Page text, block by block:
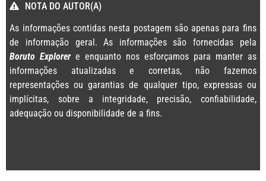
NOTA DO AUTOR(A)
As informações contidas nesta postagem são apenas para fins
de informação geral. As informações são fornecidas pela
Boruto Explorere enquanto nos esforçamos para manter as
informações atualizadas e corretas, não fazemos
representações ou garantias de qualquer tipo, expressas ou
implícitas, sobre a integridade, precisão, confiabilidade,
adequação ou disponibilidade de a fins.